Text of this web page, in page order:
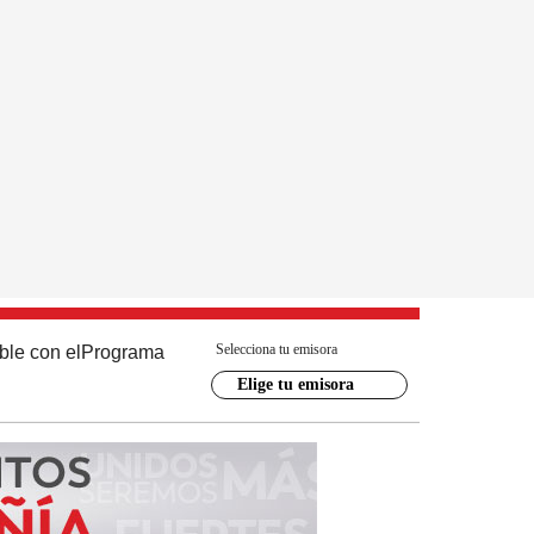
con el Programa Selecciona tu emisora
Elige tu emisora